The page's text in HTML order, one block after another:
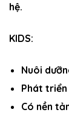
hệ.
KIDS:
Nuôi
Phát triển
Có nền